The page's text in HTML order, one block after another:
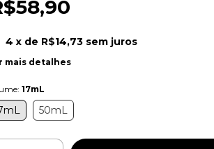
4 x de R$14,73 sem juros
mais detalhes
17mL
50mL